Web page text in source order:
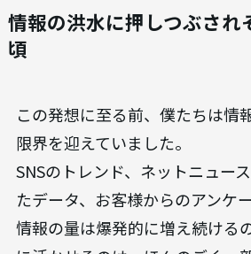
情報の洪水に押しつぶされ
頃
この発想に至る前、僕たちは情
限界を迎えていました。
SNSのトレンド、ネットニュー
たデータ、お客様からのアンケ
情報の量は爆発的に増え続ける